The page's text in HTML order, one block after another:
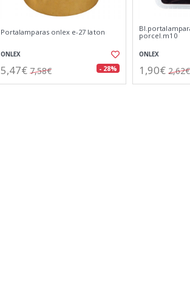
Portalamparas onlex e-27 laton
ONLEX
5,47€ 7,58€ - 28%
porcel.m10
ONLEX
1,90€ 2,62€